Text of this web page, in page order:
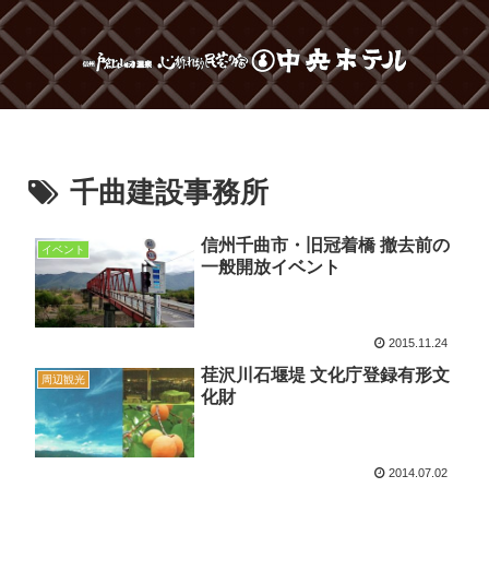
千曲建設事務所
イベント
信州千曲市・旧冠着橋 撤去前の
一般開放イベント
2015.11.24
周辺観光
荏沢川石堰堤 文化庁登録有形文
化財
2014.07.02